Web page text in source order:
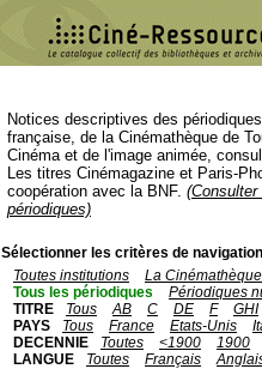
Notices descriptives des
française, de la Cinémathèque de
Cinéma et de l'image animée,
Les titres Cinémagazine et Paris-
coopération avec la BNF.
périodiques)
Sélectionner les critères de
Toutes institutions
La
Tous les périodiques
Périodiques
TITRE
Tous AB C DE F
GHI
PAYS
Tous France Etats-Unis
DECENNIE
Toutes <1900
1900
LANGUE
Toutes Français